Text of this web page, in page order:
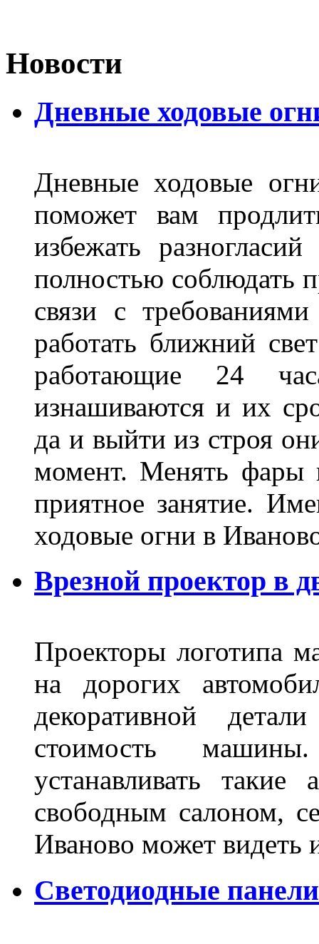
Новости
Дневные ходовые
Дневные ходовые
поможет вам
избежать
полностью соблюдать
связи с
работать ближний
работающие 24
изнашиваются и их
да и выйти из строя
момент. Менять
приятное занятие.
ходовые огни в
Врезной проектор в
Проекторы логотипа
на дорогих
декоративной
стоимость
устанавливать
свободным салоном,
Иваново может
Светодиодные